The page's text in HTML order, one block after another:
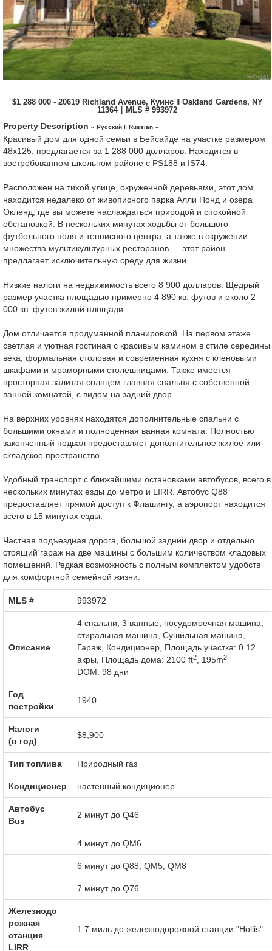
$1 288 000 - 20619 Richland Avenue, Куинс ‖ Oakland Gardens, NY
11364｜MLS # 993972
Property Description « Русский ‖ Russian »
Красивый дом для одной семьи в Бейсайде на участке размером
48x125, предлагается за 1 288 000 долларов. Находится в
востребованном школьном районе с PS188 и IS74.
Расположен на тихой улице, окруженной деревьями, этот дом
находится недалеко от живописного парка Алли Понд и озера
Окленд, где вы можете наслаждаться природой и спокойной
обстановкой. В нескольких минутах ходьбы от большого
футбольного поля и теннисного центра, а также в окружении
множества мультикультурных ресторанов — этот район
предлагает исключительную среду для жизни.
Низкие налоги на недвижимость всего 8 900 долларов. Щедрый
размер участка площадью примерно 4 890 кв. футов и около 2
000 кв. футов жилой площади.
Дом отличается продуманной планировкой. На первом этаже
светлая и уютная гостиная с красивым камином в стиле середины
века, формальная столовая и современная кухня с кленовыми
шкафами и мраморными столешницами. Также имеется
просторная залитая солнцем главная спальня с собственной
ванной комнатой, с видом на задний двор.
На верхних уровнях находятся дополнительные спальни с
большими окнами и полноценная ванная комната. Полностью
законченный подвал предоставляет дополнительное жилое или
складское пространство.
Удобный транспорт с ближайшими остановками автобусов, всего в
нескольких минутах езды до метро и LIRR. Автобус Q88
предоставляет прямой доступ к Флашингу, а аэропорт находится
всего в 15 минутах езды.
Частная подъездная дорога, большой задний двор и отдельно
стоящий гараж на две машины с большим количеством кладовых
помещений. Редкая возможность с полным комплектом удобств
для комфортной семейной жизни.
MLS #‎ 993972
Описание
4 спальни, 3 ванные, посудомоечная машина
стиральная машина Сушильная машина
Гараж Кондиционер Площадь участка: 0.12
акры
Площадь дома: 2100 ft2 195m2
DOM: 98 дни
Год
постройки
1940
Налоги
(в год)
$8,900
Тип топлива Природный газ
Кондиционер настенный кондиционер
Автобус
Bus
2 минут до Q46
4 минут до QM6
6 минут до Q88, QM5, QM8
7 минут до Q76
Железнодо
рожная
станция
LIRR
1.7 миль до железнодорожной станции "Hollis"